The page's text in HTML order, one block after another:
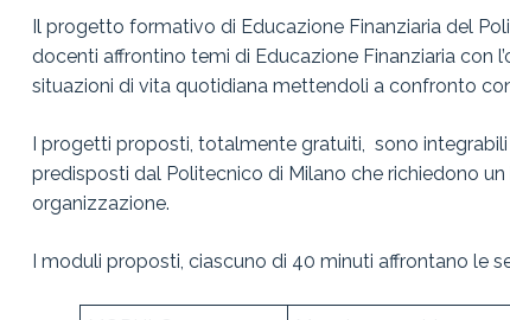
OBBLIGAZIONI
FRONTIERA DEI
QUIZ
Il progetto formativo di Educazione Finanziaria del
docenti affrontino temi di Educazione Finanziaria con
situazioni di vita quotidiana mettendoli a confronto
I progetti proposti, totalmente gratuiti, sono
predisposti dal Politecnico di Milano che richiedono
organizzazione.
I moduli proposti, ciascuno di 40 minuti affrontano le